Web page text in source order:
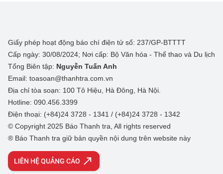
Giấy phép hoạt động báo chí điện tử số: 237/GP-BTTTT
Cấp ngày: 30/08/2024; Nơi cấp: Bộ Văn hóa - Thể thao và Du lịch
Tổng Biên tập: Nguyễn Tuấn Anh
Email: toasoan@thanhtra.com.vn
Địa chỉ tòa soạn: 100 Tô Hiệu, Hà Đông, Hà Nội.
Hotline: 090.456.3399
Điện thoại: (+84)24 3728 - 1341 / (+84)24 3728 - 1342
© Copyright 2025 Báo Thanh tra, All rights reserved
® Báo Thanh tra giữ bản quyền nội dung trên website này
LIÊN HỆ QUẢNG CÁO